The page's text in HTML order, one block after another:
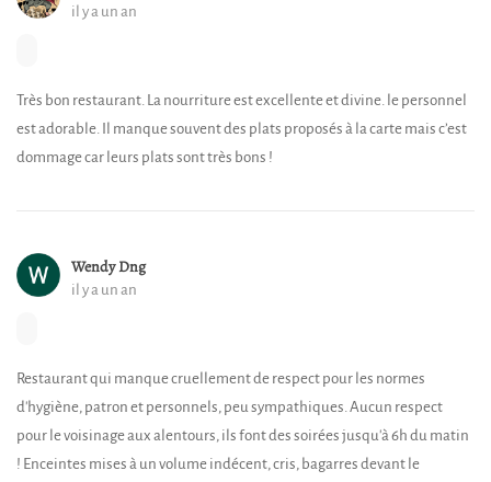
il y a un an
Très bon restaurant. La nourriture est excellente et divine. le personnel
est adorable. Il manque souvent des plats proposés à la carte mais c’est
dommage car leurs plats sont très bons !
Wendy Dng
il y a un an
Restaurant qui manque cruellement de respect pour les normes
d'hygiène, patron et personnels, peu sympathiques. Aucun respect
pour le voisinage aux alentours, ils font des soirées jusqu'à 6h du matin
! Enceintes mises à un volume indécent, cris, bagarres devant le